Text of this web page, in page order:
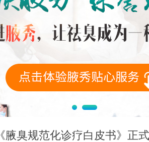
《腋臭规范化诊疗白皮书》正